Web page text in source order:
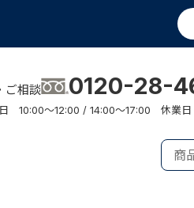
ご相談 0120-28-
10:00～12:00 / 14:00～17:00 休業日